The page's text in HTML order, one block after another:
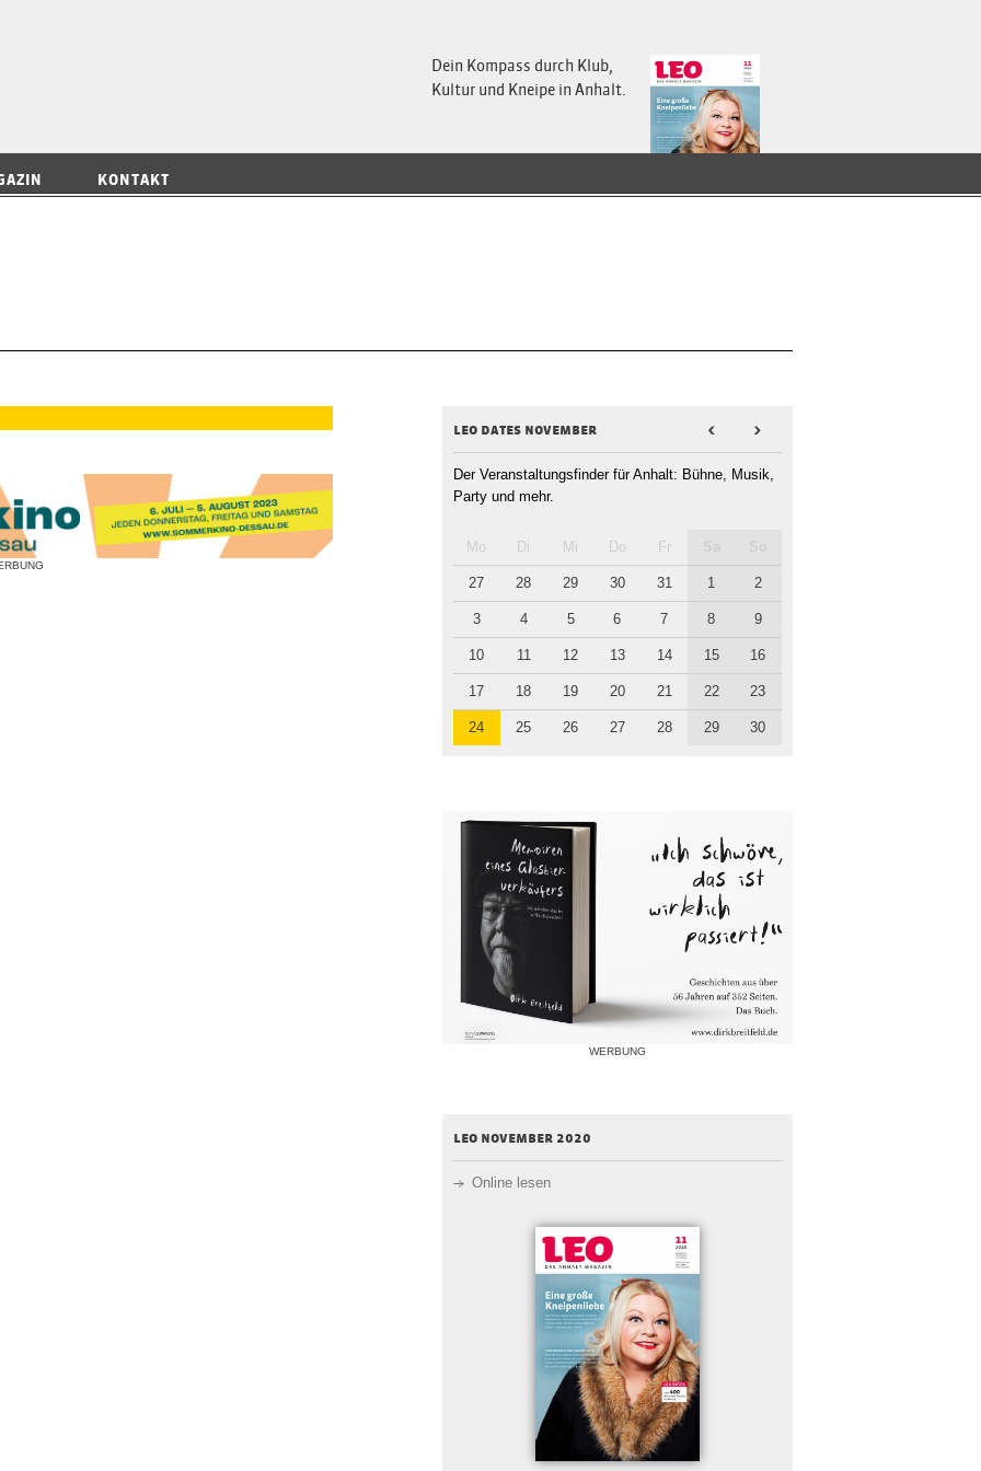
Dein Kompass durch Klub,
Kultur und Kneipe in Anhalt.
KONTAKT
leo dates november < >
Der Veranstaltungsfinder für Anhalt: Bühne, Musik,
Party und mehr.
Mo Di Mi Do Fr
27 28 29 30 31 1 2
3 4 5 6 7 8 9
10 11 12 13 14 15 16
17 18 19 20 21 22 23
24 25 26 27 28 29 30
WERBUNG
leo november 2020
Online lesen